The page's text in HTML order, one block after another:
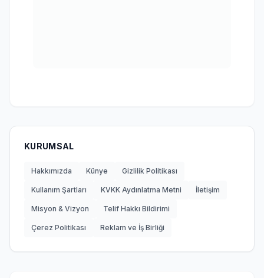
KURUMSAL
Hakkımızda Künye Gizlilik Politikası
Kullanım Şartları KVKK Aydınlatma Metni İletişim
Misyon & Vizyon Telif Hakkı Bildirimi
Çerez Politikası Reklam ve İş Birliği